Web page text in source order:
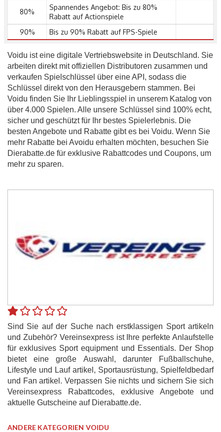
80%
Spannendes Angebot: Bis zu 80%
Rabatt auf Actionspiele
90%
Bis zu 90% Rabatt auf FPS-Spiele
Voidu ist eine digitale Vertriebswebsite in Deutschland. Sie
arbeiten direkt mit offiziellen Distributoren zusammen und
verkaufen Spielschlüssel über eine API, sodass die
Schlüssel direkt von den Herausgebern stammen. Bei
Voidu finden Sie Ihr Lieblingsspiel in unserem Katalog von
über 4.000 Spielen. Alle unsere Schlüssel sind 100% echt,
sicher und geschützt für Ihr bestes Spielerlebnis. Die
besten Angebote und Rabatte gibt es bei Voidu. Wenn Sie
mehr Rabatte bei Avoidu erhalten möchten, besuchen Sie
Dierabatte.de für exklusive Rabattcodes und Coupons, um
mehr zu sparen.
Sind Sie auf der Suche nach erstklassigen Sport artikeln
und Zubehör? Vereinsexpress ist Ihre perfekte Anlaufstelle
für exklusives Sport equipment und Essentials. Der Shop
bietet eine große Auswahl, darunter Fußballschuhe,
Lifestyle und Lauf artikel, Sportausrüstung, Spielfeldbedarf
und Fan artikel. Verpassen Sie nichts und sichern Sie sich
Vereinsexpress Rabattcodes, exklusive Angebote und
aktuelle Gutscheine auf Dierabatte.de.
ANDERE KATEGORIEN VOIDU